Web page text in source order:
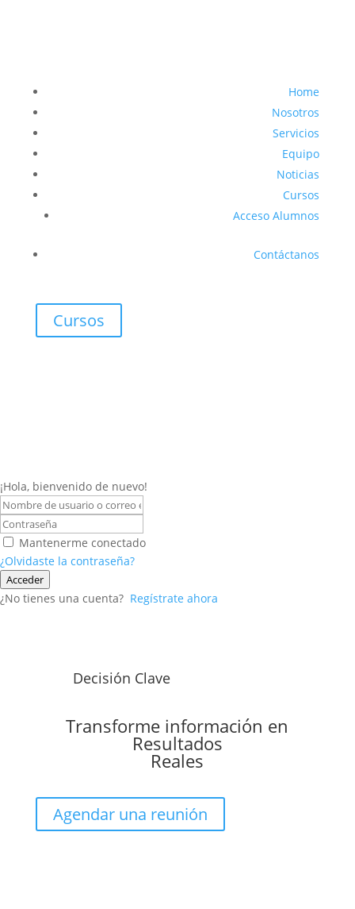
Home
Nosotros
Servicios
Equipo
Noticias
Cursos
Acceso Alumnos
Contáctanos
Cursos
¡Hola, bienvenido de nuevo!
Mantenerme conectado
¿Olvidaste la contraseña?
Acceder
¿No tienes una cuenta? Regístrate ahora
Decisión Clave
Transforme información en
Resultados
Reales
Agendar una reunión